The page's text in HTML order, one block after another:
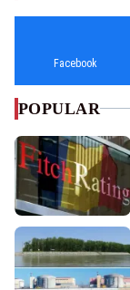
Facebook
POPULAR